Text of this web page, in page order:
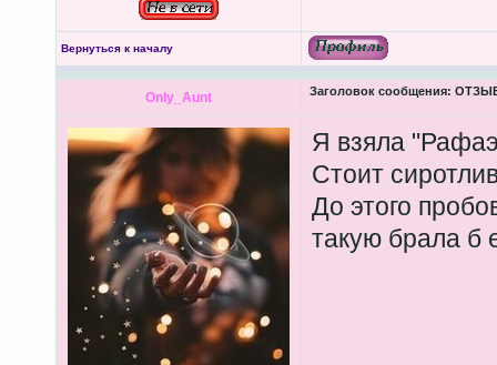
Вернуться к началу
Only_Aunt Заголовок сообщения:
Я взяла
Стоит
До этого
такую брала б